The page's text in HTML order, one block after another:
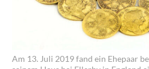
Am 13. Juli 2019 fand ein Ehepaar